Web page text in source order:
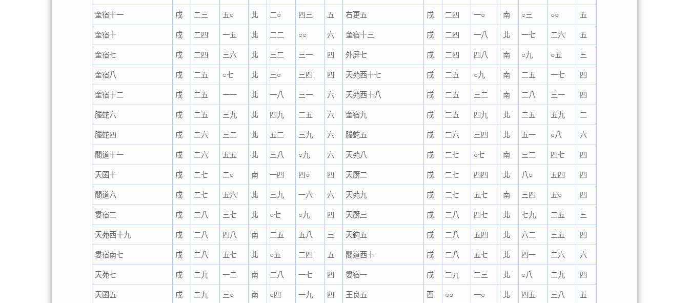
奎宿十一 戌 二三 五○ 北 二○ 四三 五 右更五 戌 二四 一○ 南 ○三 ○○ 五
奎宿十 戌 二四 一五 北 二二 ○○ 六 奎宿十三 戌 二四 一八 北 一七 二六 五
奎宿七 戌 二四 三六 北 三二 三一 四 外屏七 戌 二四 四八 南 ○九 ○五 三
奎宿八 戌 二五 ○七 北 三○ 三四 四 天苑西十七 戌 二五 ○九 南 二五 一七 四
奎宿十二 戌 二五 一一 北 一八 三一 六 天苑西十八 戌 二五 三二 南 二八 三一 四
螣蛇六 戌 二五 三九 北 四九 二五 六 奎宿九 戌 二五 四九 北 二五 五九 二
螣蛇四 戌 二六 三二 北 五二 三九 六 螣蛇五 戌 二六 三四 北 五一 ○八 六
閣道十一 戌 二六 五五 北 三八 ○九 六 天苑八 戌 二七 ○七 南 三二 四七 四
天囷十 戌 二七 二○ 南 一四 四○ 四 天厨二 戌 二七 四四 北 八○ 五四 四
閣道六 戌 二七 五六 北 三九 一六 六 天苑九 戌 二七 五七 南 三四 五○ 四
婁宿二 戌 二八 三七 北 ○七 ○九 四 天厨三 戌 二八 四七 北 七九 二五 三
天苑西十九 戌 二八 四八 南 二五 五八 三 天鈎五 戌 二八 五四 北 六二 三五 四
婁宿南七 戌 二八 五七 北 ○五 二四 五 閣道西十 戌 二八 五七 北 四一 二六 六
天苑七 戌 二九 一二 南 二八 一七 四 婁宿一 戌 二九 二三 北 ○八 二九 四
天囷五 戌 二九 三○ 南 ○四 一九 四 王良五 酉 ○○ 一○ 北 四五 三八 五